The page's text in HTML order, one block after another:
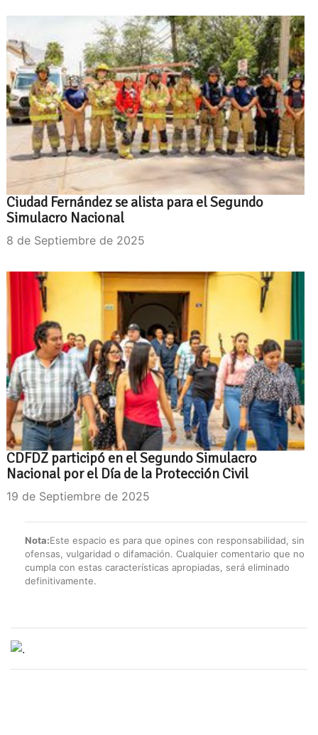
Ciudad Fernández se alista para el Segundo
Simulacro Nacional
8 de Septiembre de 2025
CDFDZ participó en el Segundo Simulacro
Nacional por el Día de la Protección Civil
19 de Septiembre de 2025
Nota:Este espacio es para que opines con responsabilidad, sin
ofensas, vulgaridad o difamación. Cualquier comentario que no
cumpla con estas características apropiadas, será eliminado
definitivamente.